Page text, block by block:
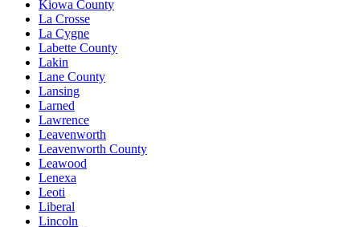
Kiowa County
La Crosse
La Cygne
Labette County
Lakin
Lane County
Lansing
Larned
Lawrence
Leavenworth
Leavenworth County
Leawood
Lenexa
Leoti
Liberal
Lincoln